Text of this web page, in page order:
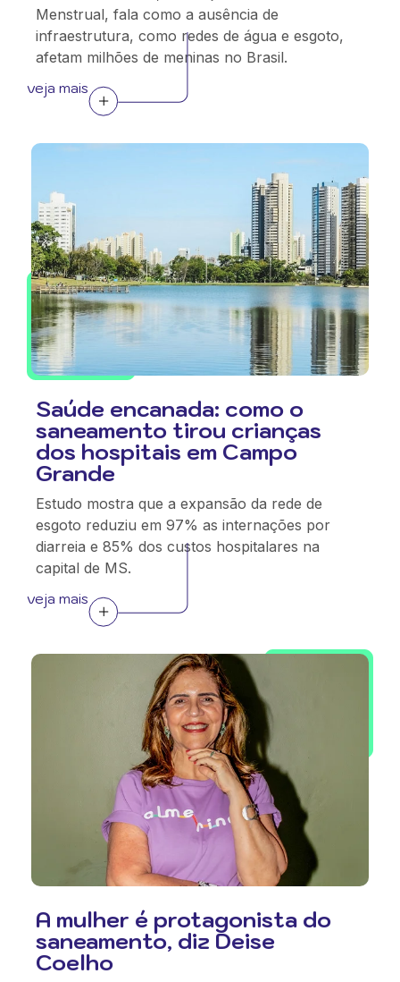
Menstrual, fala como a ausência de
infraestrutura, como redes de água e esgoto,
afetam milhões de meninas no Brasil.
veja mais
Saúde encanada: como o
saneamento tirou crianças
dos hospitais em Campo
Grande
Estudo mostra que a expansão da rede de
esgoto reduziu em 97% as internações por
diarreia e 85% dos custos hospitalares na
capital de MS.
veja mais
A mulher é protagonista do
saneamento, diz Deise
Coelho